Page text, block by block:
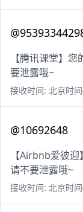
【腾讯课堂】
要泄露哦~
接收时间: 北京时
@10692648
【Airbnb爱彼
请不要泄露哦~
接收时间: 北京时